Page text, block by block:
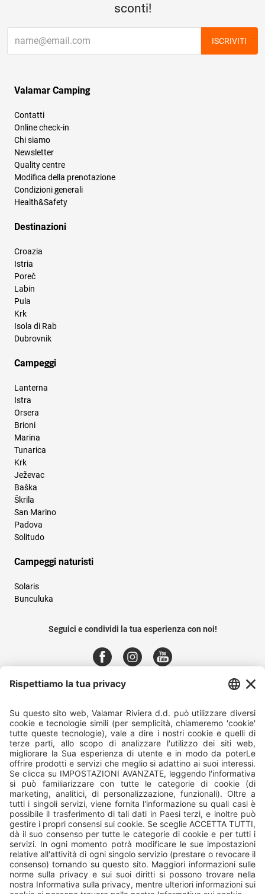
sconti!
ISCRIVITI
Valamar Camping
Contatti
Online check-in
Chi siamo
Newsletter
Quality centre
Modifica della prenotazione
Condizioni generali
Health&Safety
Destinazioni
Croazia
Istria
Poreč
Labin
Pula
Krk
Isola di Rab
Dubrovnik
Campeggi
Lanterna
Istra
Orsera
Brioni
Marina
Tunarica
Krk
Ježevac
Baška
Škrila
San Marino
Padova
Solitudo
Campeggi naturisti
Solaris
Bunculuka
Seguici e condividi la tua esperienza con noi!